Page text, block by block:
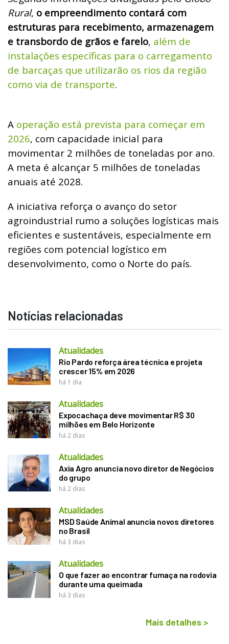
Rural, o empreendimento contará com
estruturas para recebimento, armazenagem
e transbordo de grãos e farelo, além de
instalações específicas para o carregamento
de barcaças que utilizarão os rios da região
como via de transporte.
A operação está prevista para começar em
2026, com capacidade inicial para
movimentar 2 milhões de toneladas por ano.
A meta é alcançar 5 milhões de toneladas
anuais até 2028.
A iniciativa reforça o avanço do setor
agroindustrial rumo a soluções logísticas mais
eficientes e sustentáveis, especialmente em
regiões com potencial logístico em
desenvolvimento, como o Norte do país.
Notícias relacionadas
Atualidades
Rio Pardo reforça área técnica e projeta
crescer 15% em 2026
há 1 dia
Atualidades
Expocachaça deve movimentar R$ 30
milhões em Belo Horizonte
há 2 dias
Atualidades
Axia Agro anuncia novo diretor de Negócios
do grupo
há 2 dias
Atualidades
MSD Saúde Animal anuncia novos diretores
no Brasil
há 3 dias
Atualidades
O que fazer ao encontrar fumaça na rodovia
durante uma queimada
há 3 dias
Mais detalhes >